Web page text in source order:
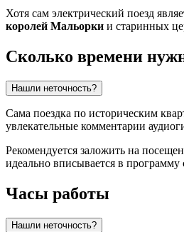
Хотя сам электрический поезд
королей Мальорки и старинных
Сколько времени
Нашли неточность?
Сама поездка по историческим
увлекательные комментарии
Рекомендуется заложить на
идеально вписывается в
Часы работы
Нашли неточность?